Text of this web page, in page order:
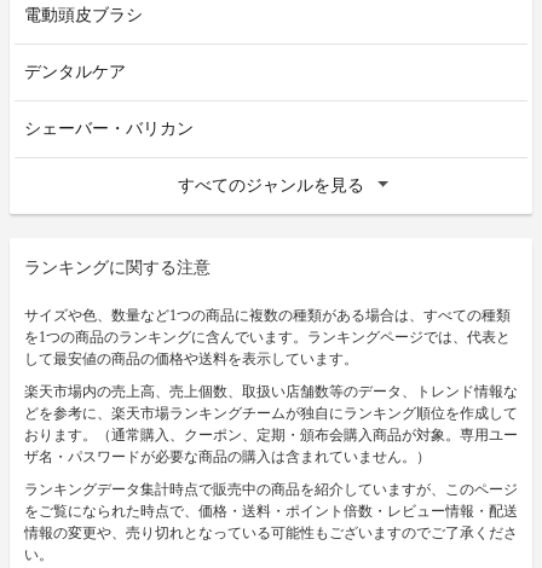
電動頭皮ブラシ
デンタルケア
シェーバー・バリカン
すべてのジャンルを見る
ランキングに関する注意
サイズや色、数量など1つの商品に複数の種類がある場合は、すべての種類
を1つの商品のランキングに含んでいます。ランキングページでは、代表と
して最安値の商品の価格や送料を表示しています。
楽天市場内の売上高、売上個数、取扱い店舗数等のデータ、トレンド情報な
どを参考に、楽天市場ランキングチームが独自にランキング順位を作成して
おります。（通常購入、クーポン、定期・頒布会購入商品が対象。専用ユー
ザ名・パスワードが必要な商品の購入は含まれていません。）
ランキングデータ集計時点で販売中の商品を紹介していますが、このページ
をご覧になられた時点で、価格・送料・ポイント倍数・レビュー情報・配送
情報の変更や、売り切れとなっている可能性もございますのでご了承くださ
い。